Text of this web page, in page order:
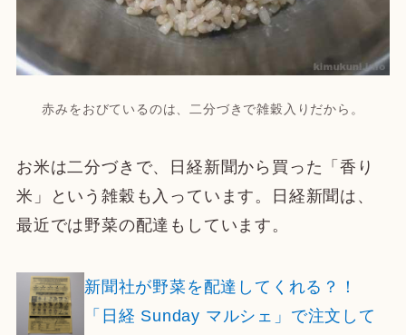
赤みをおびているのは、二分づきで雑穀入りだから。
お米は二分づきで、日経新聞から買った「香り
米」という雑穀も入っています。日経新聞は、
最近では野菜の配達もしています。
新聞社が野菜を配達してくれる？！
「日経 Sunday マルシェ」で注文して